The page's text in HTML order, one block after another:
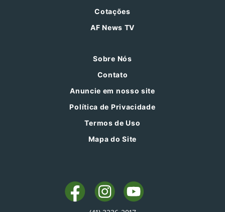
Cotações
AF News TV
Sobre Nós
Contato
Anuncie em nosso site
Política de Privacidade
Termos de Uso
Mapa do Site